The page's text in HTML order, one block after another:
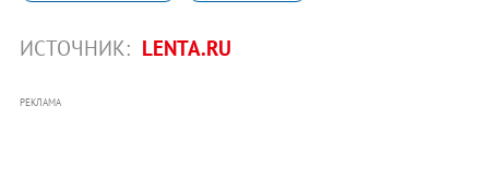
ИСТОЧНИК: LENTA.RU
РЕКЛАМА